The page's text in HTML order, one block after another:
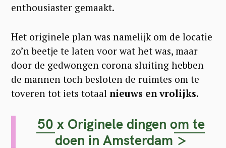
enthousiaster gemaakt.
Het originele plan was namelijk om de locatie
zo’n beetje te laten voor wat het was, maar
door de gedwongen corona sluiting hebben
de mannen toch besloten de ruimtes om te
toveren tot iets totaal nieuws en vrolijks.
50 x Originele dingen om te
doen in Amsterdam >